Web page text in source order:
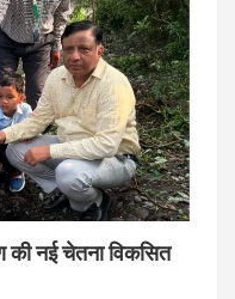
की नई चेतना विकसित